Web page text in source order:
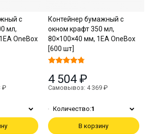
с
мл,
OneBox
₽
Контейнер бумажный с
окном крафт 350 мл,
80×100×40 мм, 1EA OneBox
[600 шт]
4 504 ₽
Самовывоз: 4 369 ₽
Количество:1
В корзину